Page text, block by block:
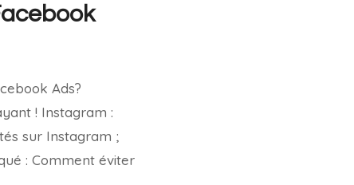
Ads?
! Instagram :
sur Instagram ;
: Comment éviter